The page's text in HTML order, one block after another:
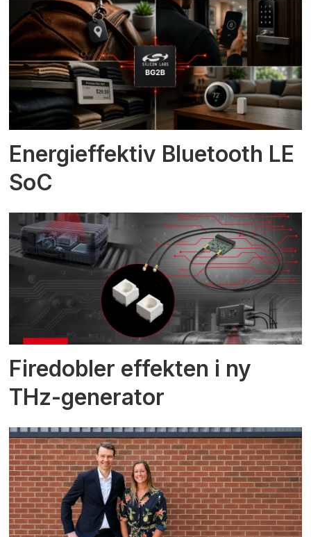
Energieffektiv Bluetooth LE
SoC
Firedobler effekten i ny
THz-generator